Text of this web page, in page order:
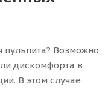
пульпита? Возможно
дискомфорта в
В этом случае